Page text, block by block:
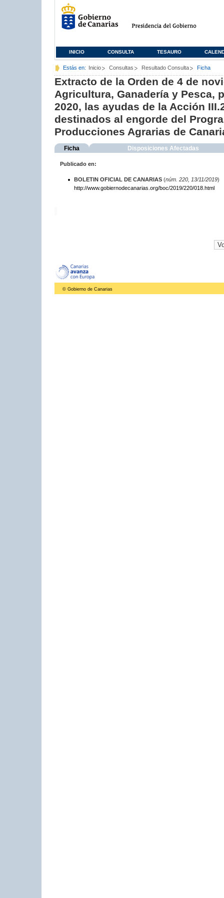
INICIO CONSULTA TESAURO
Estás en: Inicio Consultas Resultado Consulta Ficha
Extracto de la Orden de 4 de
Agricultura, Ganadería y Pesca,
2020, las ayudas de la Acción
destinados al engorde del
Producciones Agrarias de
Ficha Disposiciones Afectadas
Publicado en:
BOLETIN OFICIAL DE CANARIAS(núm. 220, 13/11/2019)
http://www.gobiernodecanarias.org/boc/2019/220/018.html
© Gobierno de Canarias